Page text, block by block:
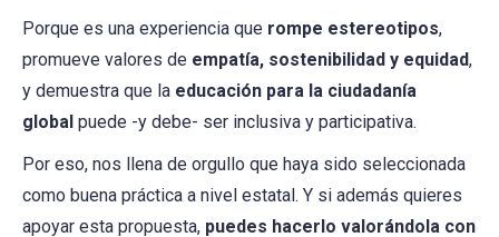
Porque es una experiencia que rompe estereotipos,
promueve valores de empatía, sostenibilidad y equidad,
y demuestra que la educación para la ciudadanía
global puede -y debe- ser inclusiva y participativa.
Por eso, nos llena de orgullo que haya sido seleccionada
como buena práctica a nivel estatal. Y si además quieres
apoyar esta propuesta, puedes hacerlo valorándola con